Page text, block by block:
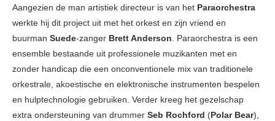
Aangezien de man artistiek directeur is van het Paraorchestra
werkte hij dit project uit met het orkest en zijn vriend en
buurman Suede-zanger Brett Anderson. Paraorchestra is een
ensemble bestaande uit professionele muzikanten met en
zonder handicap die een onconventionele mix van traditionele
orkestrale, akoestische en elektronische instrumenten bespelen
en hulptechnologie gebruiken. Verder kreeg het gezelschap
extra ondersteuning van drummer Seb Rochford (Polar Bear),